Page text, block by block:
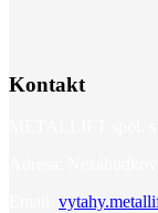
Kontakt